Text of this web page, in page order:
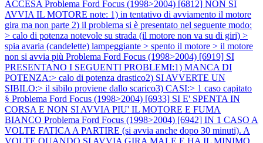
ACCESA Problema Ford Focus (1998>2004) [6812] NON SI
AVVIA IL MOTORE note: 1) in tentativo di avviamento il motore
gira ma non parte 2) il problema si è presentato nel seguente modo:
> calo di potenza notevole su strada (il motore non va su di giri) >
spia avaria (candelette) lampeggiante > spento il motore > il motore
non si avvia più Problema Ford Focus (1998>2004) [6919] SI
PRESENTANO I SEGUENTI PROBLEMI:1) MANCA DI
POTENZA:> calo di potenza drastico2) SI AVVERTE UN
SIBILO:> il sibilo proviene dallo scarico3) CASI:> 1 caso capitato
§ Problema Ford Focus (1998>2004) [6933] SI E' SPENTA IN
CORSA E NON SI AVVIA PIU' IL MOTORE E FUMA
BIANCO Problema Ford Focus (1998>2004) [6942] IN 1 CASO A
VOLTE FATICA A PARTIRE (si avvia anche dopo 30 minuti). A
VOLTE QUANDO SI AVVIA GIRA MALE E HA IL MINIMO